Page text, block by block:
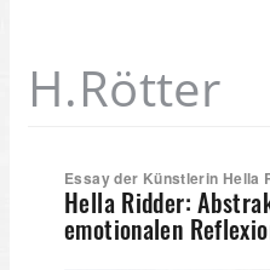
H.Rötter
Essay der Künstlerin Hella
Hella Ridder:
emotionalen